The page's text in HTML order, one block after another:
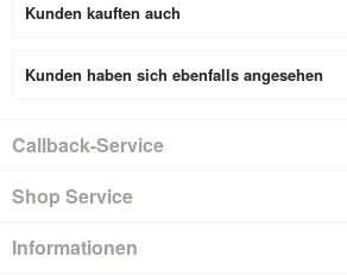
Kunden kauften auch
Kunden haben sich ebenfalls angesehen
Callback-Service
Shop Service
Informationen